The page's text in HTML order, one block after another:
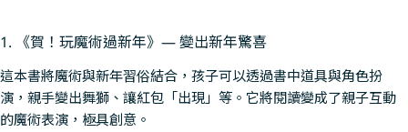
1. 《賀！玩魔術過新年》— 變出新年驚喜
這本書將魔術與新年習俗結合，孩子可以透過書中道具與角色扮
演，親手變出舞獅、讓紅包「出現」等。它將閱讀變成了親子互動
的魔術表演，極具創意。